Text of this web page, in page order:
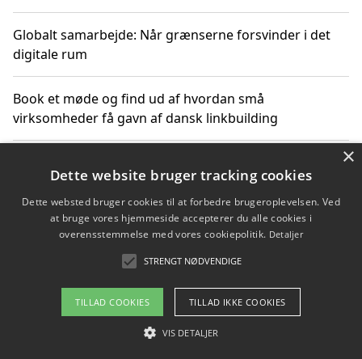
Globalt samarbejde: Når grænserne forsvinder i det
digitale rum
Book et møde og find ud af hvordan små
virksomheder få gavn af dansk linkbuilding
får du indgår et samarbejde
Hold et møde med en WordPress ekspert og vælg den
mest professionelle til at vedligeholde din løsning
Copyright 2026 - Pilanto Aps
Om / kontakt
×
Dette website bruger tracking cookies
Dette websted bruger cookies til at forbedre brugeroplevelsen. Ved
at bruge vores hjemmeside accepterer du alle cookies i
overensstemmelse med vores cookiepolitik. Detaljer
STRENGT NØDVENDIGE
TILLAD COOKIES TILLAD IKKE COOKIES
VIS DETALJER